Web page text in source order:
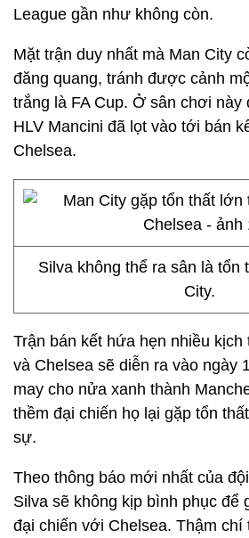
League gần như không còn.
Mặt trận duy nhất mà Man City
đăng quang, tránh được cảnh
trắng là FA Cup. Ở sân chơi này
HLV Mancini đã lọt vào tới bán
Chelsea.
Silva không thể ra sân là tổn
City.
Trận bán kết hứa hẹn nhiều
và Chelsea sẽ diễn ra vào ngày
may cho nửa xanh thành
thềm đại chiến họ lại gặp tổn
sự.
Theo thông báo mới nhất của
Silva sẽ không kịp bình phục để
đại chiến với Chelsea. Thậm